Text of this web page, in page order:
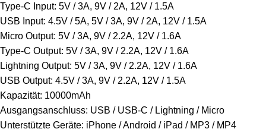
Type-C Input: 5V / 3A, 9V / 2A, 12V / 1.5A
USB Input: 4.5V / 5A, 5V / 3A, 9V / 2A, 12V / 1.5A
Micro Output: 5V / 3A, 9V / 2.2A, 12V / 1.6A
Type-C Output: 5V / 3A, 9V / 2.2A, 12V / 1.6A
Lightning Output: 5V / 3A, 9V / 2.2A, 12V / 1.6A
USB Output: 4.5V / 3A, 9V / 2.2A, 12V / 1.5A
Kapazität: 10000mAh
Ausgangsanschluss: USB / USB-C / Lightning / Micro
Unterstützte Geräte: iPhone / Android / iPad / MP3 / MP4